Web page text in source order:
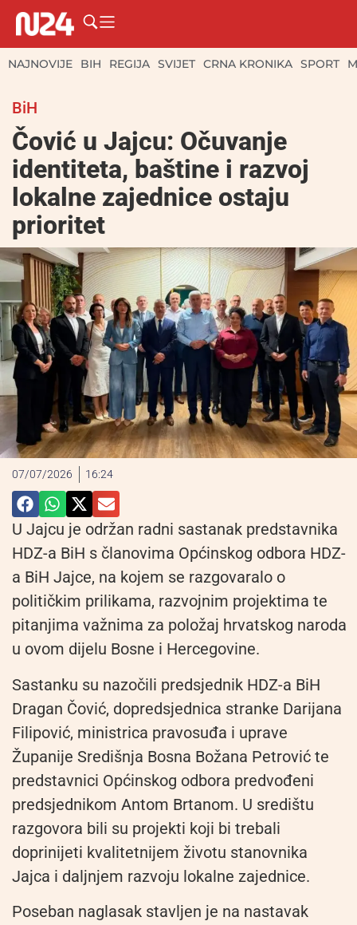
NAJNOVIJE BIH REGIJA SVIJET CRNA KRONIKA SPORT
BiH
Čović u Jajcu: Očuvanje
identiteta, baštine i razvoj
lokalne zajednice ostaju
prioritet
07/07/2026 16:24
U Jajcu je održan radni sastanak predstavnika
HDZ-a BiH s članovima Općinskog odbora HDZ-
a BiH Jajce, na kojem se razgovaralo o
političkim prilikama, razvojnim projektima te
pitanjima važnima za položaj hrvatskog naroda
u ovom dijelu Bosne i Hercegovine.
Sastanku su nazočili predsjednik HDZ-a BiH
Dragan Čović, dopredsjednica stranke Darijana
Filipović, ministrica pravosuđa i uprave
Županije Središnja Bosna Božana Petrović te
predstavnici Općinskog odbora predvođeni
predsjednikom Antom Brtanom. U središtu
razgovora bili su projekti koji bi trebali
doprinijeti kvalitetnijem životu stanovnika
Jajca i daljnjem razvoju lokalne zajednice.
Poseban naglasak stavljen je na nastavak